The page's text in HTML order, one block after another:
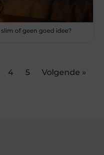
of geen goed idee?
4 5 Volgende »